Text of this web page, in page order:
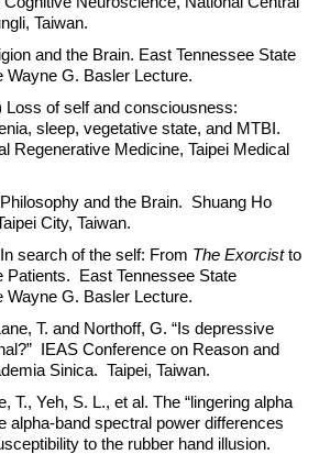
Taiwan.
and the Brain. East Tennessee State
G. Basler Lecture.
Loss of self and consciousness:
sleep, vegetative state, and MTBI.
Regenerative Medicine, Taipei Medical
and the Brain. Shuang Ho
City, Taiwan.
search of the self: From The Exorcistto
Patients. East Tennessee State
G. Basler Lecture.
T. and Northoff, G. “Is depressive
IEAS Conference on Reason and
Sinica. Taipei, Taiwan.
T., Yeh, S. L., et al. The “lingering alpha
alpha-band spectral power differences
to the rubber hand illusion.